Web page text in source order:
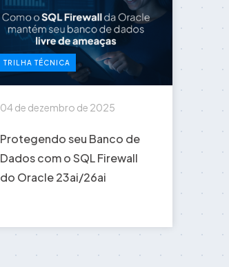
TRILHA TÉCNICA
04 de dezembro de 2025
Protegendo seu Banco de
Dados com o SQL Firewall
do Oracle 23ai/26ai